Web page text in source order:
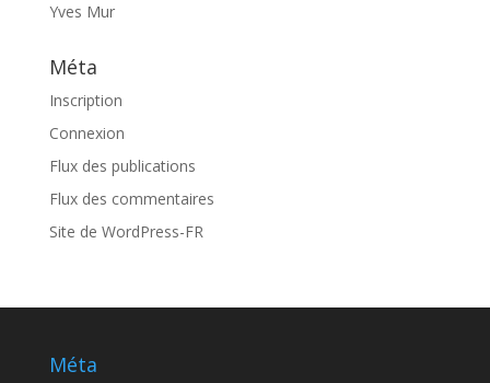
Yves Mur
Méta
Inscription
Connexion
Flux des publications
Flux des commentaires
Site de WordPress-FR
Méta